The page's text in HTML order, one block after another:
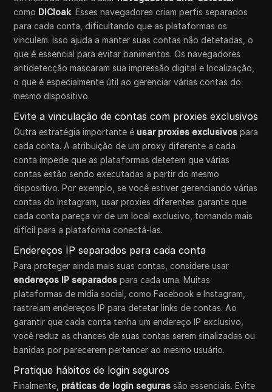
como DICloak. Esses navegadores criam perfis separados
para cada conta, dificultando que as plataformas os
vinculem. Isso ajuda a manter suas contas não detetadas, o
que é essencial para evitar banimentos. Os navegadores
antidetecção mascaram sua impressão digital e localização,
o que é especialmente útil ao gerenciar várias contas do
mesmo dispositivo.
Evite a vinculação de contas com proxies exclusivos
Outra estratégia importante é usar proxies exclusivos para
cada conta. A atribuição de um proxy diferente a cada
conta impede que as plataformas detetem que várias
contas estão sendo executadas a partir do mesmo
dispositivo. Por exemplo, se você estiver gerenciando várias
contas do Instagram, usar proxies diferentes garante que
cada conta pareça vir de um local exclusivo, tornando mais
difícil para a plataforma conectá-las.
Endereços IP separados para cada conta
Para proteger ainda mais suas contas, considere usar
endereços IP separados para cada uma. Muitas
plataformas de mídia social, como Facebook e Instagram,
rastreiam endereços IP para detetar links de contas. Ao
garantir que cada conta tenha um endereço IP exclusivo,
você reduz as chances de suas contas serem sinalizadas ou
banidas por parecerem pertencer ao mesmo usuário.
Pratique hábitos de login seguros
Finalmente, práticas de login seguras são essenciais. Evite